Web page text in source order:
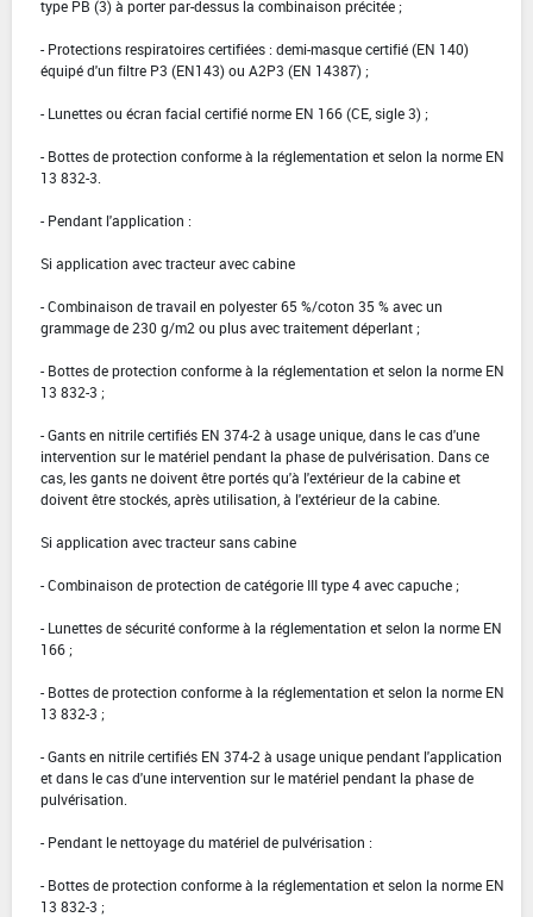
type PB (3) à porter par-dessus la combinaison précitée ;
- Protections respiratoires certifiées : demi-masque certifié (EN 140)
équipé d'un filtre P3 (EN143) ou A2P3 (EN 14387) ;
- Lunettes ou écran facial certifié norme EN 166 (CE, sigle 3) ;
- Bottes de protection conforme à la réglementation et selon la norme EN
13 832-3.
- Pendant l'application :
Si application avec tracteur avec cabine
- Combinaison de travail en polyester 65 %/coton 35 % avec un
grammage de 230 g/m2 ou plus avec traitement déperlant ;
- Bottes de protection conforme à la réglementation et selon la norme EN
13 832-3 ;
- Gants en nitrile certifiés EN 374-2 à usage unique, dans le cas d'une
intervention sur le matériel pendant la phase de pulvérisation. Dans ce
cas, les gants ne doivent être portés qu'à l'extérieur de la cabine et
doivent être stockés, après utilisation, à l'extérieur de la cabine.
Si application avec tracteur sans cabine
- Combinaison de protection de catégorie III type 4 avec capuche ;
- Lunettes de sécurité conforme à la réglementation et selon la norme EN
166 ;
- Bottes de protection conforme à la réglementation et selon la norme EN
13 832-3 ;
- Gants en nitrile certifiés EN 374-2 à usage unique pendant l'application
et dans le cas d'une intervention sur le matériel pendant la phase de
pulvérisation.
- Pendant le nettoyage du matériel de pulvérisation :
- Bottes de protection conforme à la réglementation et selon la norme EN
13 832-3 ;